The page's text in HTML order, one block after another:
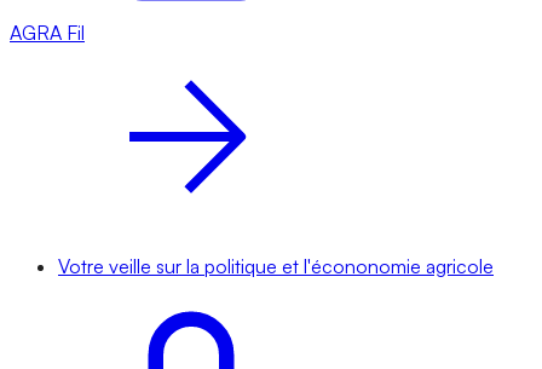
AGRA Fil
Votre veille sur la politique et l'écononomie agricole